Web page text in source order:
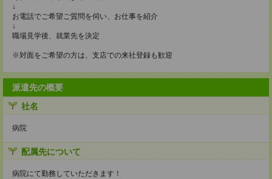
↓
お電話でご希望ご質問を伺い、お仕事を紹介
↓
職場見学後、就業先を決定
※対面をご希望の方は、支店での来社登録も歓迎
派遣先の概要
社名
病院
配属先について
病院にて勤務していただきます！